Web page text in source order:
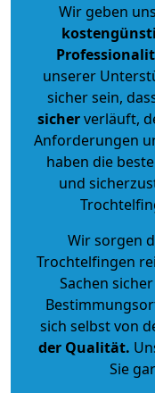
Wir geben
unserer
sicher sein,
sicherverläuft,
Anforderungen
haben die
und
Wir sorgen
Trochtelfingen
Sachen
sich selbst von
der Qualität.
Sie